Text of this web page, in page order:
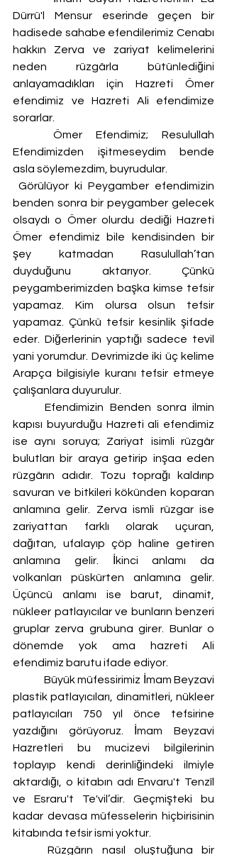
Dürrü'l Mensur eserinde geçen bir
hadisede sahabe efendilerimiz Cenabı
hakkın Zerva ve zariyat kelimelerini
neden rüzgârla bütünlediğini
anlayamadıkları için Hazreti Ömer
efendimiz ve Hazreti Ali efendimize
sorarlar.
Ömer Efendimiz; Resulullah
Efendimizden işitmeseydim bende
asla söylemezdim, buyrudular.
benden sonra bir peygamber gelecek
olsaydı o Ömer olurdu dediği Hazreti
Ömer efendimiz bile kendisinden bir
şey katmadan Rasulullah’tan
duyduğunu aktarıyor. Çünkü
peygamberimizden başka kimse tefsir
yapamaz. Kim olursa olsun tefsir
yapamaz. Çünkü tefsir kesinlik şifade
eder. Diğerlerinin yaptığı sadece tevil
yani yorumdur. Devrimizde iki üç kelime
Arapça bilgisiyle kuranı tefsir etmeye
çalışanlara duyurulur.
	Efendimizin Benden sonra ilmin
kapısı buyurduğu Hazreti ali efendimiz
ise aynı soruya; Zariyat isimli rüzgâr
bulutları bir araya getirip inşaa eden
rüzgârın adıdır. Tozu toprağı kaldırıp
savuran ve bitkileri kökünden koparan
anlamına gelir. Zerva ismli rüzgar ise
zariyattan farklı olarak uçuran,
dağıtan, ufalayıp çöp haline getiren
anlamına gelir. İkinci anlamı da
volkanları püskürten anlamına gelir.
Üçüncü anlamı ise barut, dinamit,
nükleer patlayıcılar ve bunların benzeri
gruplar zerva grubuna girer. Bunlar o
dönemde yok ama hazreti Ali
efendimiz barutu ifade ediyor.
plastik patlayıcıları, dinamitleri, nükleer
patlayıcıları 750 yıl önce tefsirine
yazdığını görüyoruz. İmam Beyzavi
Hazretleri bu mucizevi bilgilerinin
toplayıp kendi derinliğindeki ilmiyle
aktardığı, o kitabın adı Envaru't Tenzîl
ve Esraru't Te'vil’dir. Geçmişteki bu
kadar devasa müfesselerin hiçbirisinin
kitabında tefsir ismi yoktur.
	Rüzgârın nasıl oluştuğuna bir